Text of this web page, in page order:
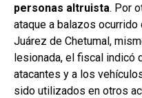
personas altruista. Por
ataque a balazos
Juárez de Chetumal,
lesionada, el fiscal indicó
atacantes y a los
sido utilizados en otros